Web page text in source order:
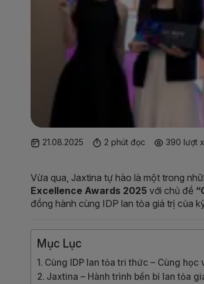
21.08.2025 2 phút đọc 390 lượt
Vừa qua, Jaxtina tự hào là một trong
Excellence Awards 2025 với chủ đề
đồng hành cùng IDP lan tỏa giá trị của
Mục Lục
Cùng IDP lan tỏa tri thức – Cùng học
Jaxtina – Hành trình bền bỉ lan tỏa